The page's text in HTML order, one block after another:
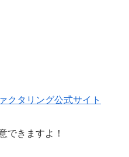
クタリング公式サイト
できますよ！